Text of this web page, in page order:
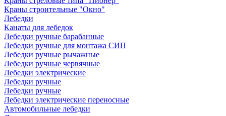
Краны строительные "Окно"
Лебедки
Канаты для лебедок
Лебедки ручные барабанные
Лебедки ручные для монтажа СИП
Лебедки ручные рычажные
Лебедки ручные червячные
Лебедки электрические
Лебедки ручные
Лебедки ручные
Лебедки электрические переносные
Автомобильные лебедки